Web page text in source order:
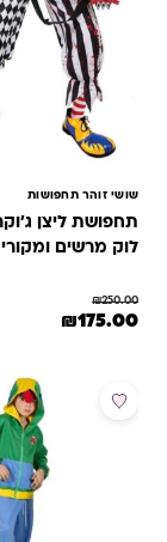
שושי זוהר תחפושות
לוק מרשים ומקורי
₪250.00
המחיר המקורי היה: ₪250.00.
₪175.00 המחיר הנוכחי